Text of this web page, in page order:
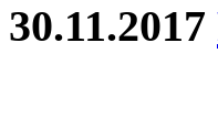
30.11.2017